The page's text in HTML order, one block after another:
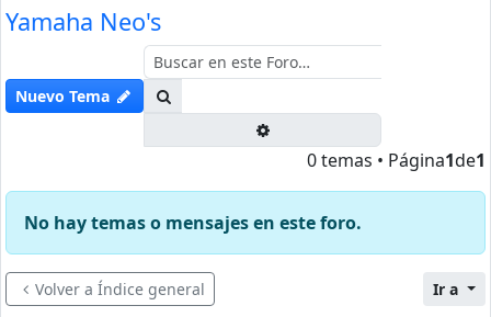
Yamaha Neo's
Nuevo Tema
0 temas • Página1de1
No hay temas o mensajes en este foro.
Volver a Índice general Ir a